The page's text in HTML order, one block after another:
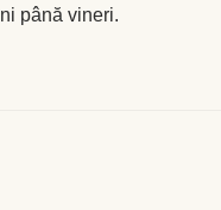
până vineri.